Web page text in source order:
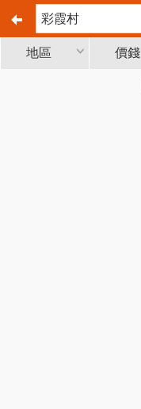
地區 價錢